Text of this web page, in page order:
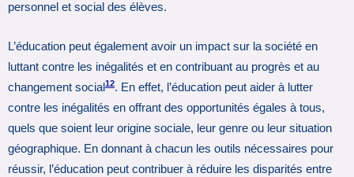
personnel et social des élèves.
L’éducation peut également avoir un impact sur la société en
luttant contre les inégalités et en contribuant au progrès et au
changement social 12. En effet, l’éducation peut aider à lutter
contre les inégalités en offrant des opportunités égales à tous,
quels que soient leur origine sociale, leur genre ou leur situation
géographique. En donnant à chacun les outils nécessaires pour
réussir, l’éducation peut contribuer à réduire les disparités entre